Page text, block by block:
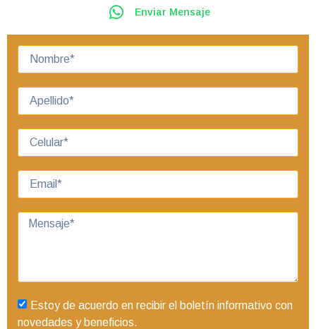
Enviar Mensaje
Estoy de acuerdo en recibir el boletín informativo con
novedades y beneficios.